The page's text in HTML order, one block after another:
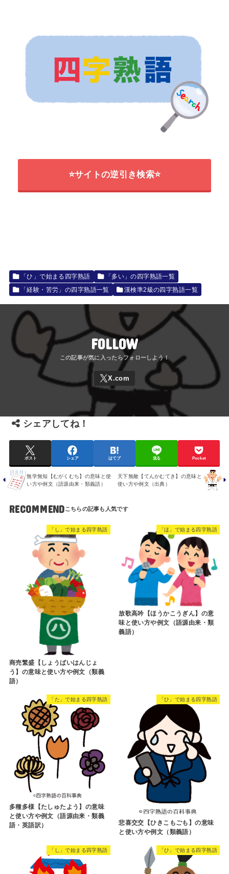
⭐サイトの逆引き検索⭐
「ひ」で始まる四字熟語
「多い」の四字熟語一覧
「経験・苦労」の四字熟語一覧
漢検準2級の四字熟語一覧
FOLLOW
シェアしてね！
ポスト シェア はてブ 送る Pocket
無学無知【むがくむち】の意味と使
い方や例文（語源由来・類義語）
天下無敵【てんかむてき】の意味と
使い方や例文（出典）
RECOMMEND
「し」で始まる四字熟語
商売繁盛【しょうばいはんじょ
う】の意味と使い方や例文（類義
語）
「ほ」で始まる四字熟語
放歌高吟【ほうかこうぎん】の意
味と使い方や例文（語源由来・類
義語）
「た」で始まる四字熟語
多種多様【たしゅたよう】の意味
と使い方や例文（語源由来・類義
語・英語訳）
「ひ」で始まる四字熟語
悲喜交交【ひきこもごも】の意味
と使い方や例文（類義語）
「し」で始まる四字熟語 「ひ」で始まる四字熟語